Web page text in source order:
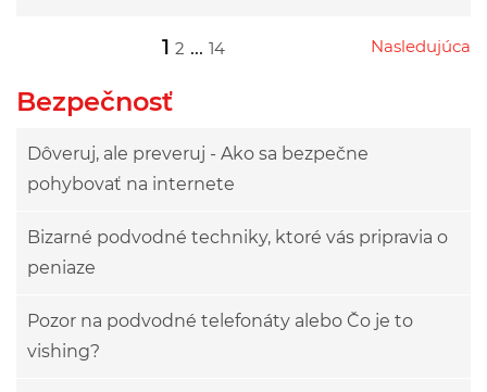
1 2 ... 14 Nasledujúca
Przejdź do następnej strony
Bezpečnosť
Dôveruj, ale preveruj - Ako sa bezpečne
pohybovať na internete
Bizarné podvodné techniky, ktoré vás pripravia o
peniaze
Pozor na podvodné telefonáty alebo Čo je to
vishing?